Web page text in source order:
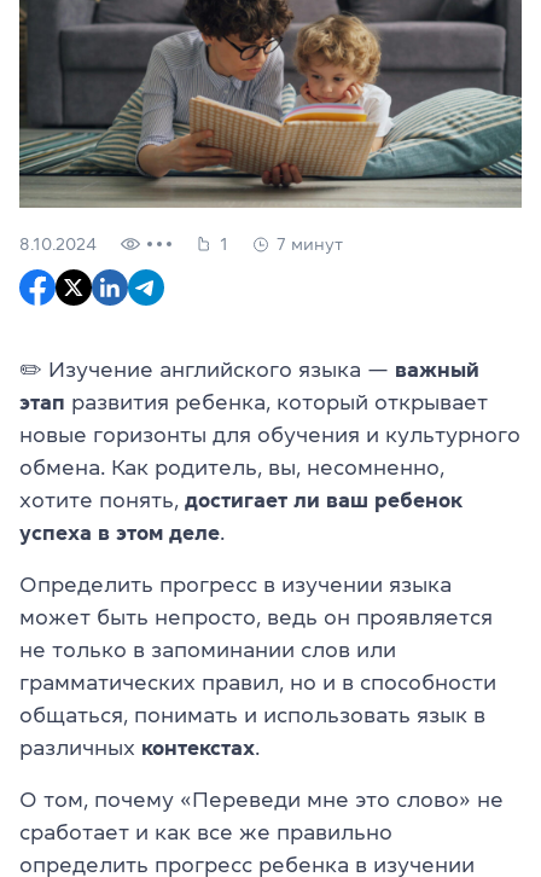
8.10.2024 1 7 минут
✏️ Изучение английского языка — важный
этап развития ребенка, который открывает
новые горизонты для обучения и культурного
обмена. Как родитель, вы, несомненно,
хотите понять, достигает ли ваш ребенок
успеха в этом деле
Определить прогресс в изучении языка
может быть непросто, ведь он проявляется
не только в запоминании слов или
грамматических правил, но и в способности
общаться, понимать и использовать язык в
различных контекстах
О том, почему «Переведи мне это слово» не
сработает и как все же правильно
определить прогресс ребенка в изучении